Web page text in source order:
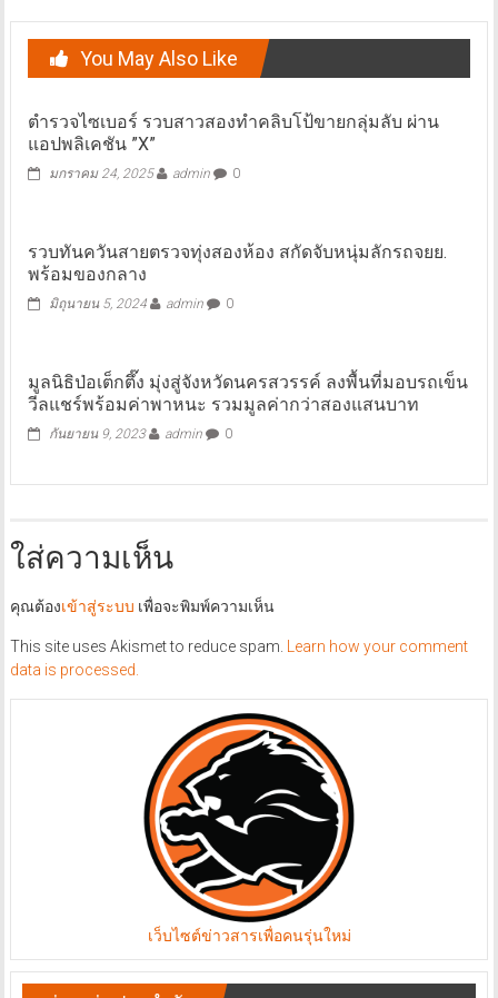
You May Also Like
ตำรวจไซเบอร์ รวบสาวสองทำคลิบโป้ขายกลุ่มลับ ผ่าน
แอปพลิเคชัน ”X”
มกราคม 24, 2025 admin 0
รวบทันควันสายตรวจทุ่งสองห้อง สกัดจับหนุ่มลักรถจยย.
พร้อมของกลาง
มิถุนายน 5, 2024 admin 0
มูลนิธิป่อเต็กตึ๊ง มุ่งสู่จังหวัดนครสวรรค์ ลงพื้นที่มอบรถเข็น
วีลแชร์พร้อมค่าพาหนะ รวมมูลค่ากว่าสองแสนบาท
กันยายน 9, 2023 admin 0
ใส่ความเห็น
คุณต้องเข้าสู่ระบบ เพื่อจะพิมพ์ความเห็น
This site uses Akismet to reduce spam.
Learn how your comment
data is processed.
เว็บไซต์ข่าวสารเพื่อคนรุ่นใหม่